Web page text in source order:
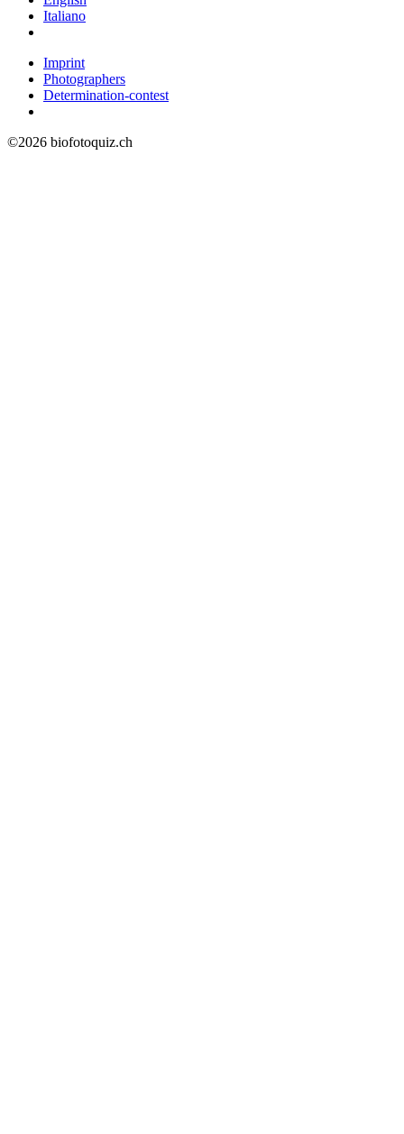
Italiano
Imprint
Photographers
Determination-contest
©2026 biofotoquiz.ch